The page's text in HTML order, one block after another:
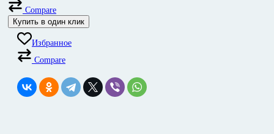
Compare
Купить в один клик
Избранное
Compare